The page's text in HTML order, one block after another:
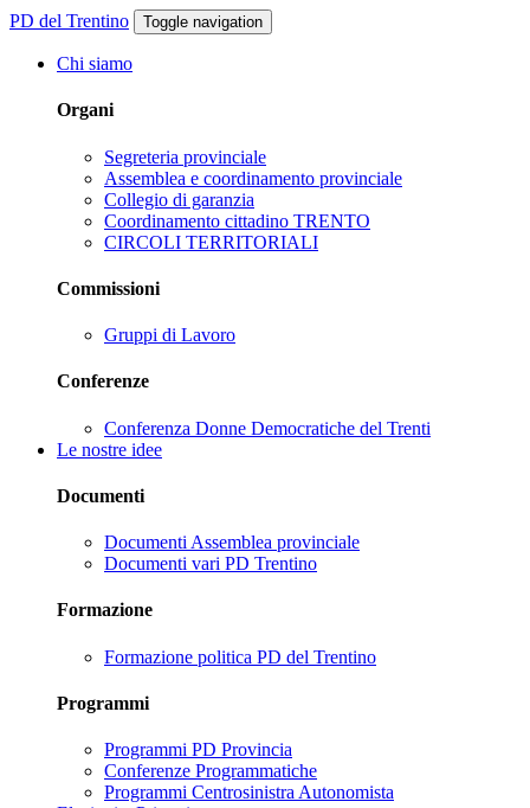
PD del Trentino Toggle navigation
Chi siamo
Organi
Segreteria provinciale
Assemblea e coordinamento provinciale
Collegio di garanzia
Coordinamento cittadino TRENTO
CIRCOLI TERRITORIALI
Commissioni
Gruppi di Lavoro
Conferenze
Conferenza Donne Democratiche del Trenti
Le nostre idee
Documenti
Documenti Assemblea provinciale
Documenti vari PD Trentino
Formazione
Formazione politica PD del Trentino
Programmi
Programmi PD Provincia
Conferenze Programmatiche
Programmi Centrosinistra Autonomista